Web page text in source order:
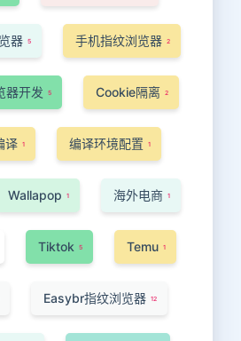
器 5 手机指纹浏览器 2
器开发 5 Cookie隔离 2
译 1 编译环境配置 1
Wallapop 1 海外电商 1
Tiktok 5 Temu 1
Easybr指纹浏览器 12